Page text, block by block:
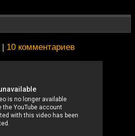
| 10 комментариев